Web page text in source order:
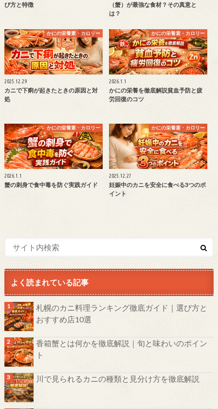
び方と特徴
（蟹）が最強な食材？その真意と
は？
かにの栄養素・カロリー
2025.12.29
カニで下痢が起きたときの原因と対
処
かにの栄養素・カロリー
2026.1.1
かにの栄養を徹底解説貧血予防と疲
労回復のコツ
かにの栄養素・カロリー
2026.1.1
蟹の刺身で食中毒を防ぐ実践ガイド
かにの栄養素・カロリー
2025.12.27
妊娠中のカニを安全に食べる3つのポ
イント
よく読まれている記事
札幌のカニ料理ランキング徹底ガイド｜選び方と
おすすめ店10選
香箱蟹とは何かを徹底解説｜旬と味わいのポイン
ト
川で見られるカニの種類と見分け方を徹底解説